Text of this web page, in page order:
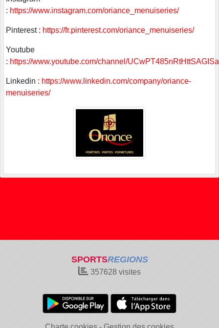
: https://www.instagram.com/oriance_menuiseries/
Pinterest : https://fr.pinterest.com/oriance_menuiseries/
Youtube
: https://www.youtube.com/channel/
Linkedin : https://www.linkedin.com/company/oriance-
menuiseries/
SPORTSREGIONS
357628 visites